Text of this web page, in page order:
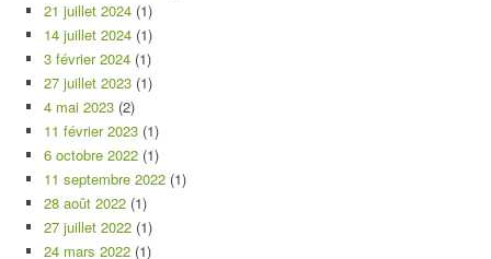
21 juillet 2024 (1)
14 juillet 2024 (1)
3 février 2024 (1)
27 juillet 2023 (1)
4 mai 2023 (2)
11 février 2023 (1)
6 octobre 2022 (1)
11 septembre 2022 (1)
28 août 2022 (1)
27 juillet 2022 (1)
24 mars 2022 (1)